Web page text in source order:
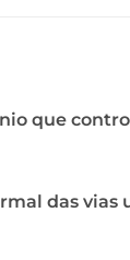
que
das vias